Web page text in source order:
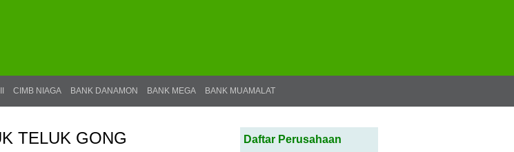
CIMB NIAGA BANK DANAMON BANK MEGA BANK MUAMALAT
TELUK GONG Daftar Perusahaan